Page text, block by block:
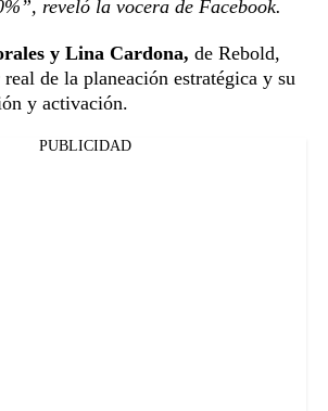
reveló la vocera de Facebook.
y Lina Cardona, de Rebold,
de la planeación estratégica y su
y activación.
PUBLICIDAD